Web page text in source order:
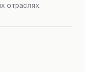
отраслях.